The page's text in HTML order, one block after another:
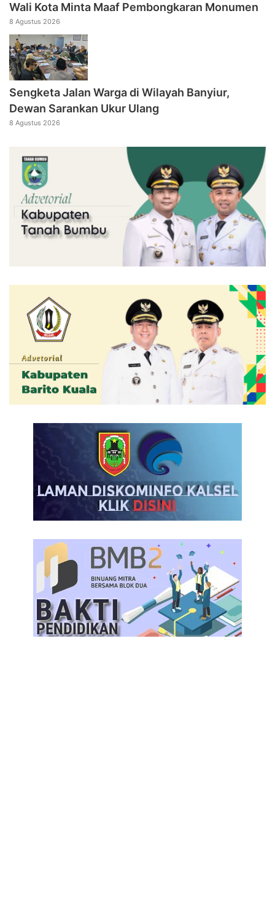
Wali Kota Minta Maaf Pembongkaran Monumen
8 Agustus 2026
Sengketa Jalan Warga di Wilayah Banyiur,
Dewan Sarankan Ukur Ulang
8 Agustus 2026